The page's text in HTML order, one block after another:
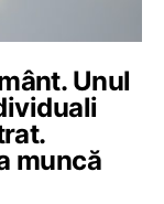
Unul
muncă